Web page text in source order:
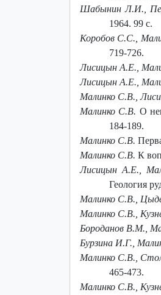
Шабынин Л.И.,
1964. 99 с.
Коробов С.С.,
719-726.
Лисицын А.Е.,
Лисицын А.Е.,
Малинко С.В.,
Малинко С.В. О
184-189.
Малинко С.В.
Малинко С.В. К
Лисицын А.Е.,
Геология
Малинко С.В.,
Малинко С.В.,
Бороданов В.М.,
Бурзина И.Г.,
Малинко С.В.,
465-473.
Малинко С.В.,